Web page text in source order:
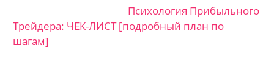
Психология Прибыльного
Трейдера: ЧЕК-ЛИСТ [подробный план по
шагам]